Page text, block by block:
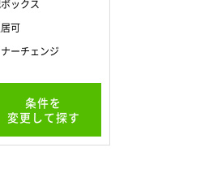
ックス
可
ーチェンジ
条件を
変更して探す